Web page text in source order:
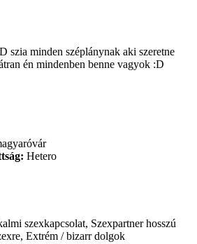
szia minden széplánynak aki szeretne
én mindenben benne vagyok :D
Hetero
szexkapcsolat, Szexpartner hosszú
Extrém / bizarr dolgok